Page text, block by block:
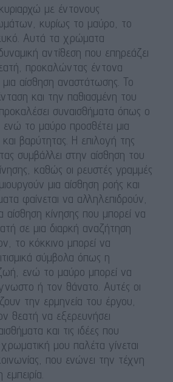
με έντονους
κυρίως το μαύρο, το
Αυτά τα χρώματα
αντίθεση που επηρεάζει
προκαλώντας έντονα
μια αίσθηση αναστάτωσης. Το
και την παθιασμένη του
συναισθήματα όπως ο
το μαύρο προσθέτει μια
βαρύτητας. Η επιλογή της
συμβάλλει στην αίσθηση του
καθώς οι ρευστές γραμμές
μια αίσθηση ροής και
φαίνεται να αλληλεπιδρούν,
αίσθηση κίνησης που μπορεί να
σε μια διαρκή αναζήτηση
το κόκκινο μπορεί να
σύμβολα όπως η
ενώ το μαύρο μπορεί να
ή τον θάνατο. Αυτές οι
την ερμηνεία του έργου,
θεατή να εξερευνήσει
και τις ιδέες που
μου παλέτα γίνεται
που ενώνει την τέχνη